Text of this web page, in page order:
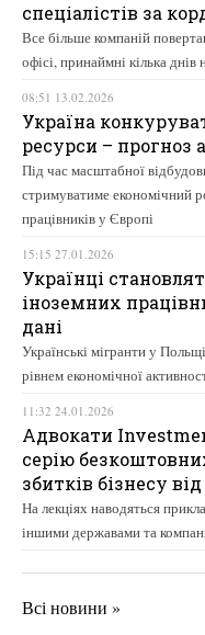
спеціалістів за
Все більше компаній
офісі, принаймні кілька
08:51 13.02.2026
Україна
ресурси – прогноз
Під час масштабної
стримуватиме економічний
працівників у Європі
15:15 27.01.2026
Українці
іноземних
дані
Українські мігранти у
рівнем економічної
11:32 24.01.2026
Адвокати
серію
збитків бізнесу
На лекціях наводяться
іншими державами та
Всі новини »